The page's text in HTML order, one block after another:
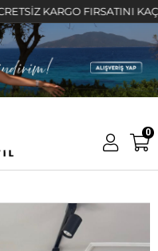
FIRSATINI
0